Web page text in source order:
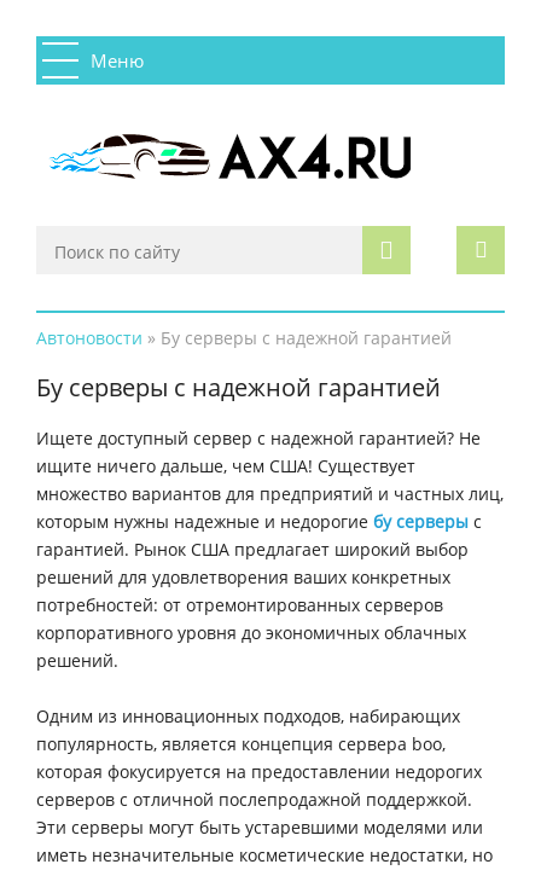
Меню
Автоновости » Бу серверы с надежной гарантией
Бу серверы с надежной гарантией
Ищете доступный сервер с надежной гарантией? Не
ищите ничего дальше, чем США! Существует
множество вариантов для предприятий и частных лиц,
которым нужны надежные и недорогие бу серверы с
гарантией. Рынок США предлагает широкий выбор
решений для удовлетворения ваших конкретных
потребностей: от отремонтированных серверов
корпоративного уровня до экономичных облачных
решений.
Одним из инновационных подходов, набирающих
популярность, является концепция сервера boo,
которая фокусируется на предоставлении недорогих
серверов с отличной послепродажной поддержкой.
Эти серверы могут быть устаревшими моделями или
иметь незначительные косметические недостатки, но